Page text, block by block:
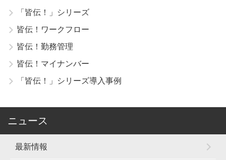
「皆伝！」シリーズ
皆伝！ワークフロー
皆伝！勤務管理
皆伝！マイナンバー
「皆伝！」シリーズ導入事例
ニュース
最新情報